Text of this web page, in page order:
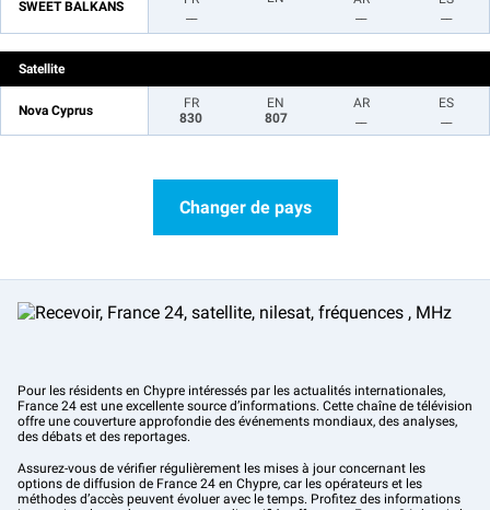
SWEET BALKANS
Satellite
Nova Cyprus
FR
830
EN
807
AR
ES
Changer de pays
Pour les résidents en Chypre intéressés par les actualités internationales,
France 24 est une excellente source d’informations. Cette chaîne de télévision
offre une couverture approfondie des événements mondiaux, des analyses,
des débats et des reportages.
Assurez-vous de vérifier régulièrement les mises à jour concernant les
options de diffusion de France 24 en Chypre, car les opérateurs et les
méthodes d’accès peuvent évoluer avec le temps. Profitez des informations